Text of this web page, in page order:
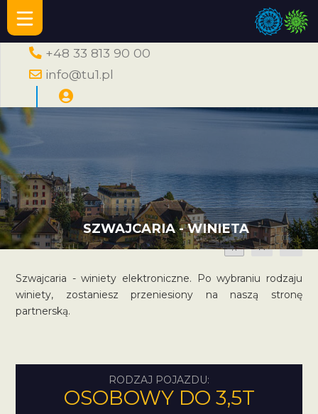
+48 33 813 90 00
info@tu1.pl
SZWAJCARIA - WINIETA
A A A
Szwajcaria - winiety elektroniczne. Po wybraniu rodzaju
winiety, zostaniesz przeniesiony na naszą stronę
partnerską.
RODZAJ POJAZDU:
OSOBOWY DO 3,5T